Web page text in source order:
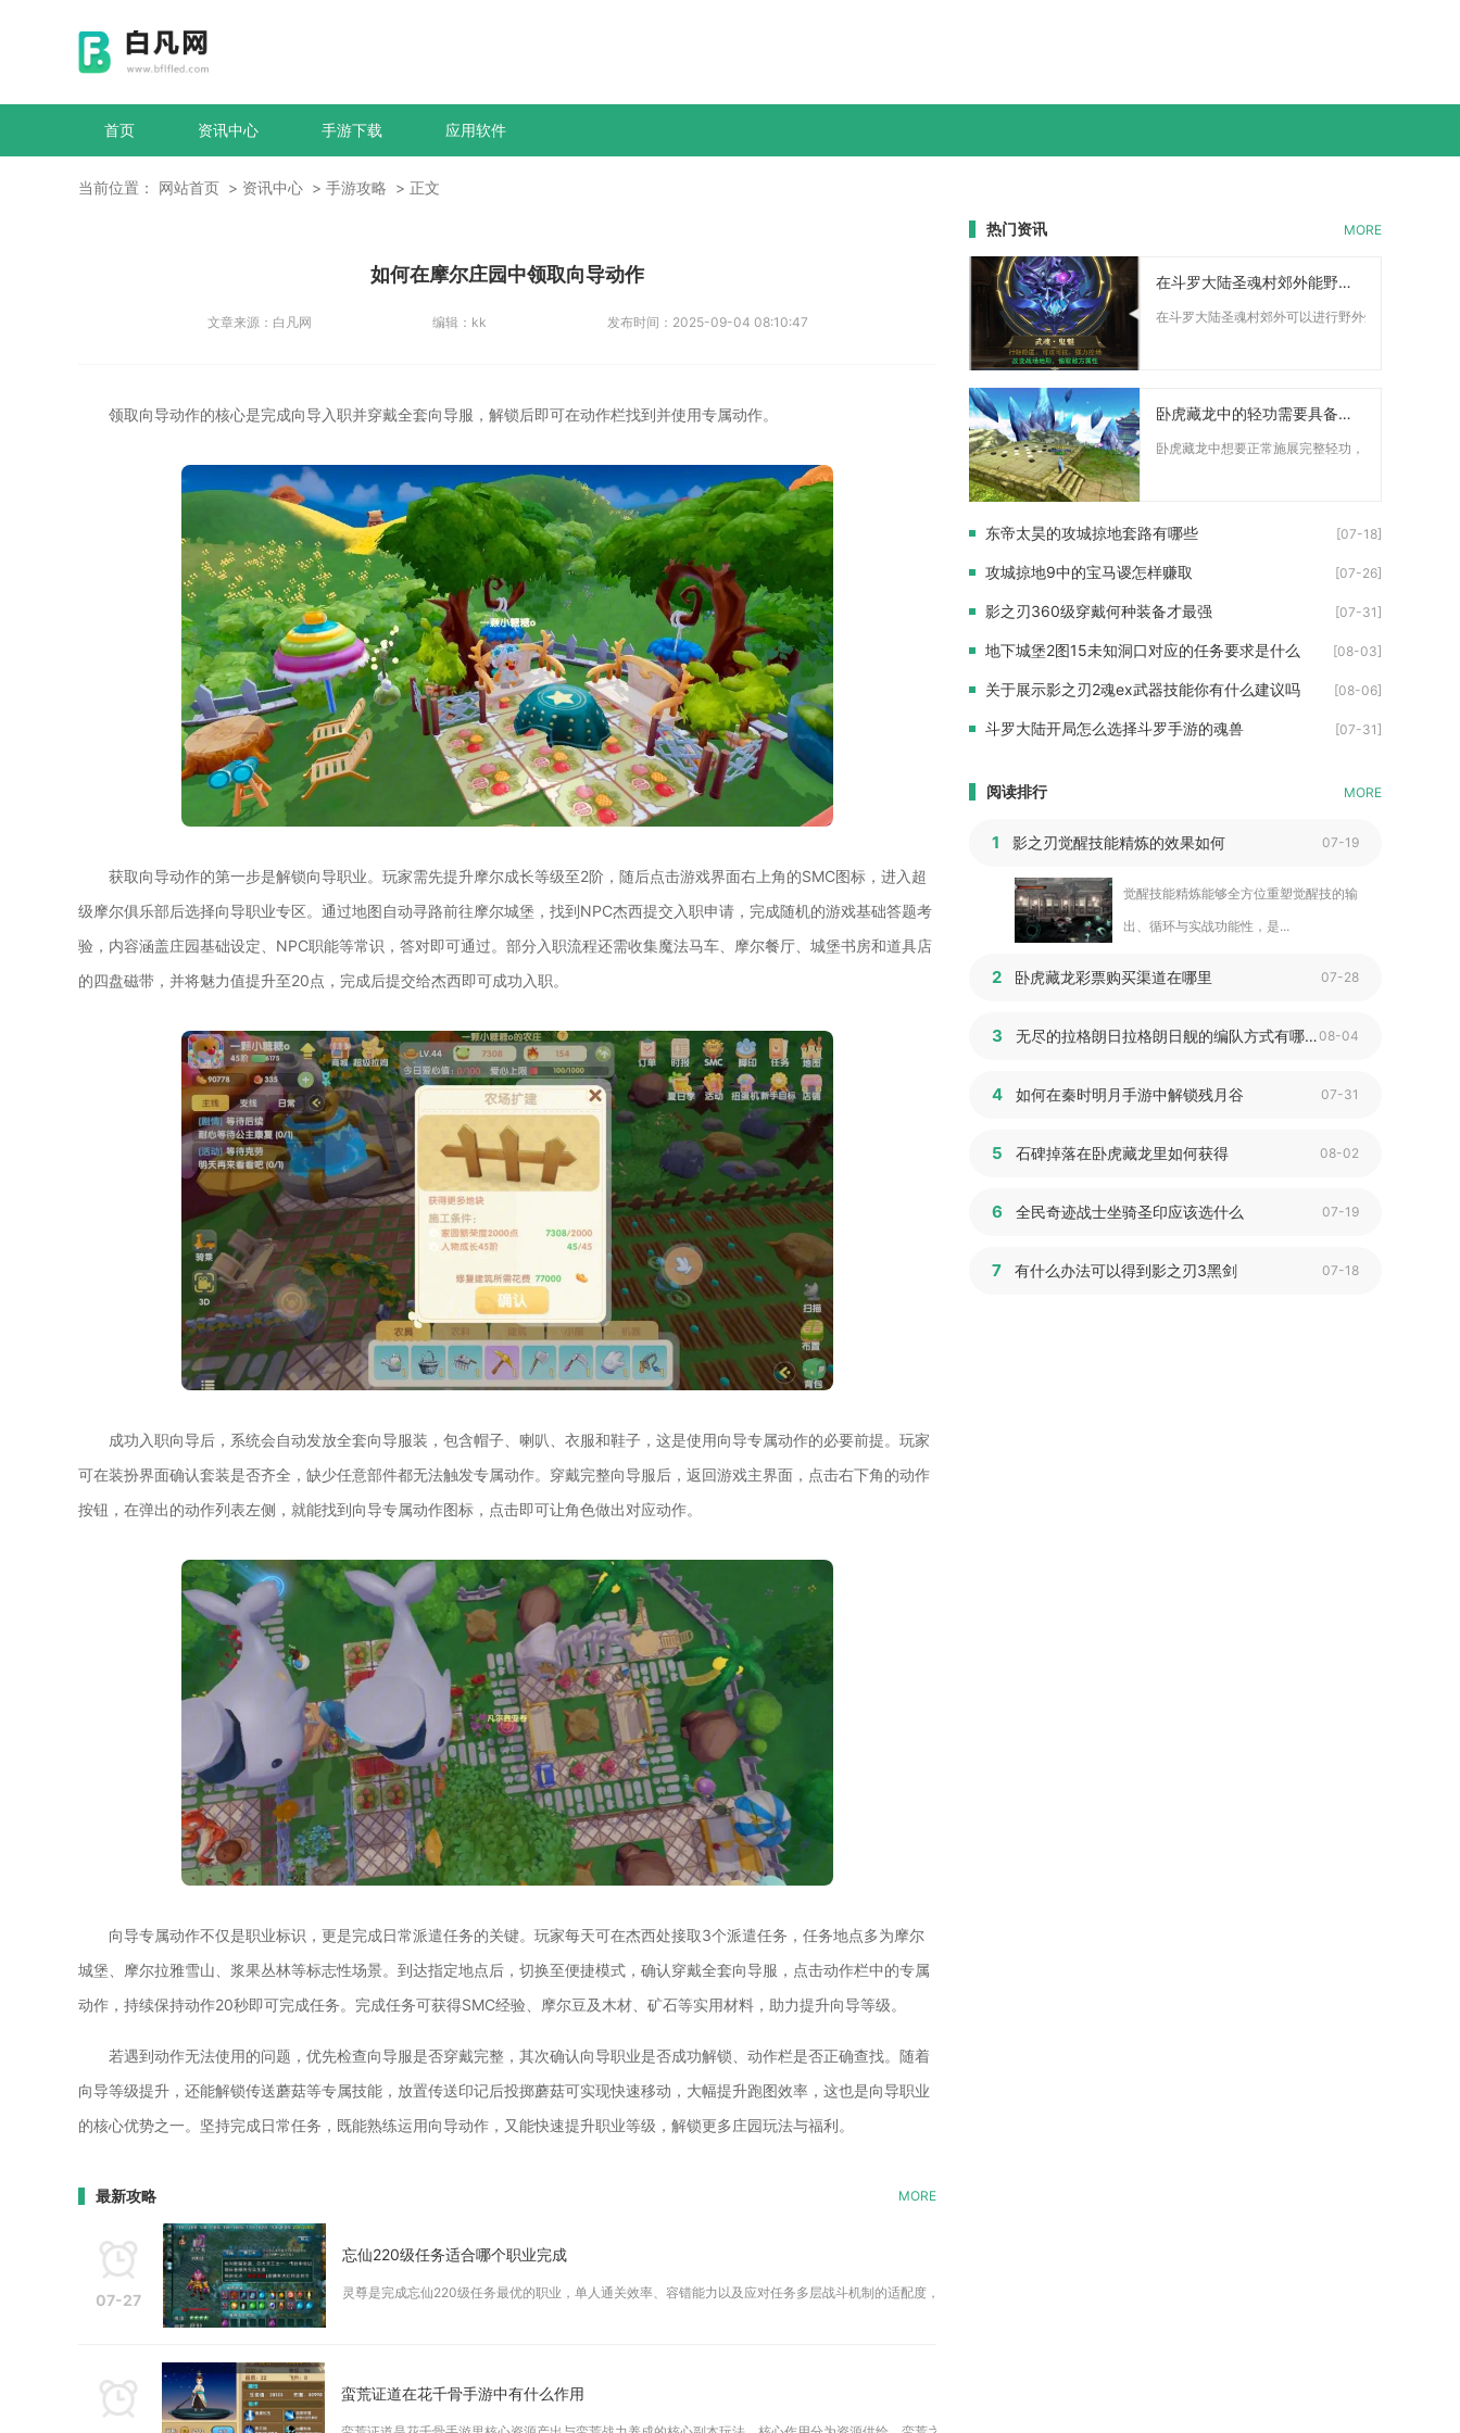
首页 资讯中心 手游下载 应用软件
当前位置： 网站首页 资讯中心 手游攻略 正文
如何在摩尔庄园中领取向导动作
文章来源： 白凡网 编辑： kk 发布时间： 2025-09-04 08:10:47
领取向导动作的核心是完成向导入职并穿戴全套向导服，解锁后即可在动作栏找到并使用专属动作。
获取向导动作的第一步是解锁向导职业。玩家需先提升摩尔成长等级至2阶，随后点击游戏界面右上角的SMC图标，进入超
级摩尔俱乐部后选择向导职业专区。通过地图自动寻路前往摩尔城堡，找到NPC杰西提交入职申请，完成随机的游戏基础答题考
验，内容涵盖庄园基础设定、NPC职能等常识，答对即可通过。部分入职流程还需收集魔法马车、摩尔餐厅、城堡书房和道具店
的四盘磁带，并将魅力值提升至20点，完成后提交给杰西即可成功入职。
成功入职向导后，系统会自动发放全套向导服装，包含帽子、喇叭、衣服和鞋子，这是使用向导专属动作的必要前提。玩家
可在装扮界面确认套装是否齐全，缺少任意部件都无法触发专属动作。穿戴完整向导服后，返回游戏主界面，点击右下角的动作
按钮，在弹出的动作列表左侧，就能找到向导专属动作图标，点击即可让角色做出对应动作。
向导专属动作不仅是职业标识，更是完成日常派遣任务的关键。玩家每天可在杰西处接取3个派遣任务，任务地点多为摩尔
城堡、摩尔拉雅雪山、浆果丛林等标志性场景。到达指定地点后，切换至便捷模式，确认穿戴全套向导服，点击动作栏中的专属
动作，持续保持动作20秒即可完成任务。完成任务可获得SMC经验、摩尔豆及木材、矿石等实用材料，助力提升向导等级。
若遇到动作无法使用的问题，优先检查向导服是否穿戴完整，其次确认向导职业是否成功解锁、动作栏是否正确查找。随着
向导等级提升，还能解锁传送蘑菇等专属技能，放置传送印记后投掷蘑菇可实现快速移动，大幅提升跑图效率，这也是向导职业
的核心优势之一。坚持完成日常任务，既能熟练运用向导动作，又能快速提升职业等级，解锁更多庄园玩法与福利。
最新攻略 MORE
07-27
忘仙220级任务适合哪个职业完成
灵尊是完成忘仙220级任务最优的职业，单人通关效率、容错能力以及应对任务多层战斗机制的适配度，均领先斗罗、鬼煞、巫皇三大...
蛮荒证道在花千骨手游中有什么作用
热门资讯 MORE
在斗罗大陆圣魂村郊外能野外烧烤吗
在斗罗大陆圣魂村郊外可以进行野外烧烤，但并非随
卧虎藏龙中的轻功需要具备哪些条件
卧虎藏龙中想要正常施展完整轻功，需要满足段位解
东帝太昊的攻城掠地套路有哪些 [07-18]
攻城掠地9中的宝马谡怎样赚取 [07-26]
影之刃360级穿戴何种装备才最强 [07-31]
地下城堡2图15未知洞口对应的任务要求是什么 [08-03]
关于展示影之刃2魂ex武器技能你有什么建议吗 [08-06]
斗罗大陆开局怎么选择斗罗手游的魂兽 [07-31]
阅读排行 MORE
1 影之刃觉醒技能精炼的效果如何 07-19
觉醒技能精炼能够全方位重塑觉醒技的输
出、循环与实战功能性，是...
2 卧虎藏龙彩票购买渠道在哪里 07-28
3 无尽的拉格朗日拉格朗日舰的编队方式有哪些选择08-04
4 如何在秦时明月手游中解锁残月谷 07-31
5 石碑掉落在卧虎藏龙里如何获得 08-02
6 全民奇迹战士坐骑圣印应该选什么 07-19
7 有什么办法可以得到影之刃3黑剑 07-18